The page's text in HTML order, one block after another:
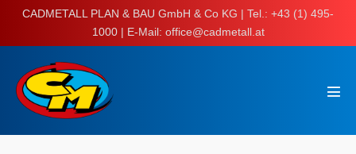
SkipCADMETALL PLAN & BAU GmbH & Co KG | Tel.: +43 (1) 495-
1000 | E-Mail: office@cadmetall.at